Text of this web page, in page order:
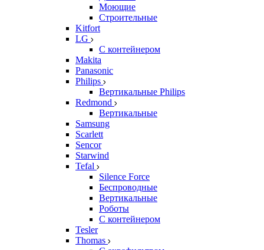
Моющие
Строительные
Kitfort
LG
С контейнером
Makita
Panasonic
Philips
Вертикальные Philips
Redmond
Вертикальные
Samsung
Scarlett
Sencor
Starwind
Tefal
Silence Force
Беспроводные
Вертикальные
Роботы
С контейнером
Tesler
Thomas